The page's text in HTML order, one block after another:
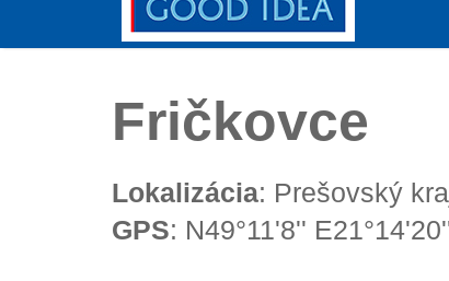
Úvod Fričkovce
Fričkovce
Lokalizácia: Prešovský
GPS: N49°11'8''